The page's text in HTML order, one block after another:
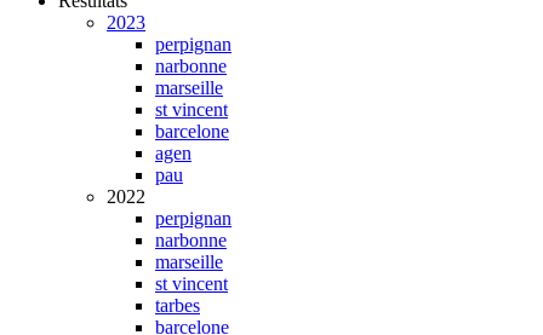
2023
perpignan
narbonne
marseille
st vincent
barcelone
agen
pau
2022
perpignan
narbonne
marseille
st vincent
tarbes
barcelone